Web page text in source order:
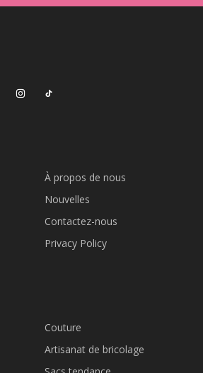
À propos de nous
Nouvelles
Contactez-nous
Privacy Policy
Couture
Artisanat de bricolage